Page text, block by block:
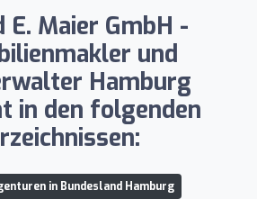
E. Maier GmbH -
und
Hamburg
in den folgenden
in Bundesland Hamburg